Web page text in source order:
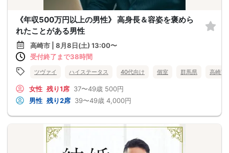
《年収500万円以上の男性》 高身長＆容姿を褒めら
れたことがある男性
高崎市 | 8月8日(土) 13:00〜
受付終了まで38時間
ツヴァイ ハイステータス 40代向け 個室 群馬県 高崎市
女性 残り1席 37〜49歳 500円
男性 残り2席 39〜49歳 4,000円